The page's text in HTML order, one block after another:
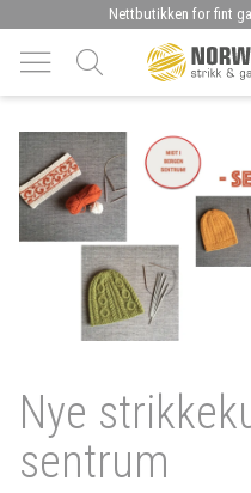
Nettbutikken for fint
Nye
sentrum